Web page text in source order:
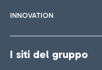
INNOVATION
I siti del gruppo